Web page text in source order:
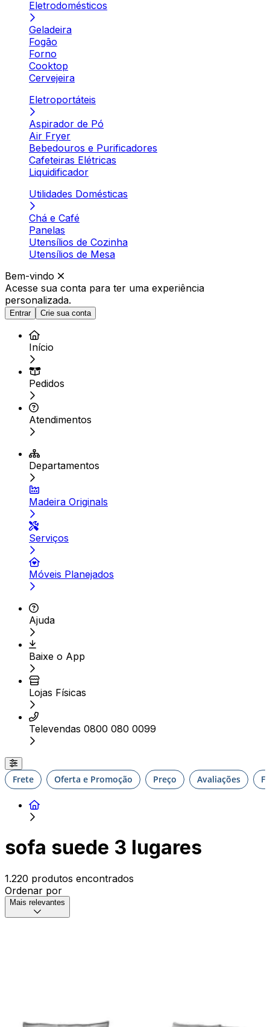
Eletrodomésticos
Geladeira
Fogão
Forno
Cooktop
Cervejeira
Eletroportáteis
Aspirador de Pó
Air Fryer
Bebedouros e Purificadores
Cafeteiras Elétricas
Liquidificador
Utilidades Domésticas
Chá e Café
Panelas
Utensílios de Cozinha
Utensílios de Mesa
Bem-vindo
Acesse sua conta para ter uma experiência
personalizada.
Entrar Crie sua conta
Início
Pedidos
Atendimentos
Departamentos
Madeira Originals
Serviços
Móveis Planejados
Ajuda
Baixe o App
Lojas Físicas
Televendas 0800 080 0099
Frete Oferta e Promoção Preço Avaliações
sofa suede 3 lugares
1.220 produtos encontrados
Ordenar por
Mais relevantes